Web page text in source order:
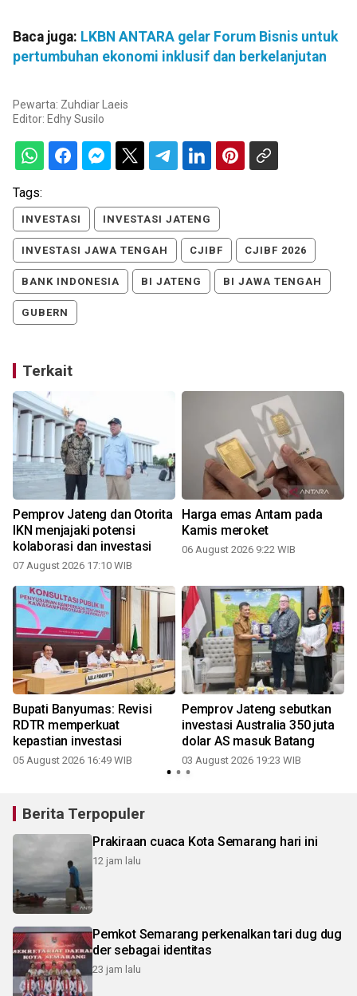
Baca juga: LKBN ANTARA gelar Forum Bisnis untuk
pertumbuhan ekonomi inklusif dan berkelanjutan
Pewarta: Zuhdiar Laeis
Editor: Edhy Susilo
Tags:
INVESTASI INVESTASI JATENG
INVESTASI JAWA TENGAH CJIBF CJIBF 2026
BANK INDONESIA BI JATENG BI JAWA TENGAH
GUBERN
Terkait
Pemprov Jateng dan Otorita
IKN menjajaki potensi
kolaborasi dan investasi
07 August 2026 17:10 WIB
Harga emas Antam pada
Kamis meroket
06 August 2026 9:22 WIB
Bupati Banyumas: Revisi
RDTR memperkuat
kepastian investasi
05 August 2026 16:49 WIB
Pemprov Jateng sebutkan
investasi Australia 350 juta
dolar AS masuk Batang
03 August 2026 19:23 WIB
Berita Terpopuler
Prakiraan cuaca Kota Semarang hari ini
12 jam lalu
Pemkot Semarang perkenalkan tari dug dug
der sebagai identitas
23 jam lalu